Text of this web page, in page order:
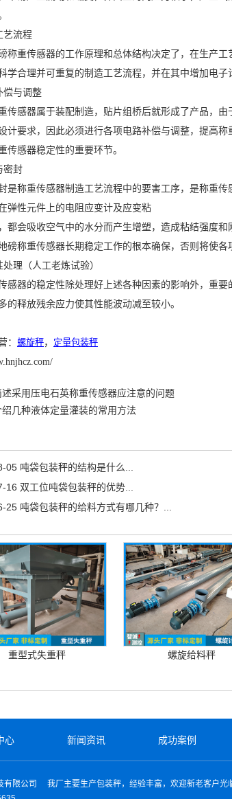
艺流程
称重传感器的工作原理和总体结构决定了，在生产
学合理并可重复的制造工艺流程，并在其中增加电
偿与调整
传感器属于装配制造，贴片组桥后就形成了产品，
计要求，因此必须进行各项电路补偿与调整，提高
传感器稳定性的重要环节。
密封
是称重传感器制造工艺流程中的要害工序，是称重
弹性元件上的电阻应变计及应变粘
都会吸收空气中的水分而产生增塑，造成粘结强度
磅称重传感器长期稳定工作的根本确保，否则将使各
理（人工老炼试验）
感器的稳定性除处理好上述各种因素的影响外，重
的释放残余应力使其性能波动减至较小。
： 螺旋秤， 定量包装秤
述采用压电石英称重传感器应注意的问题
绍几种液体定量灌装的常用方法
05 吨袋包装秤的结构是什么...
16 双工位吨袋包装秤的优势...
25 吨袋包装秤的给料方式有哪几种？...
重型式失重秤 螺旋给料秤
心 新闻资讯 成功案例
有限公司
我厂主要生产包装秤，经验丰富，欢迎新老客户光